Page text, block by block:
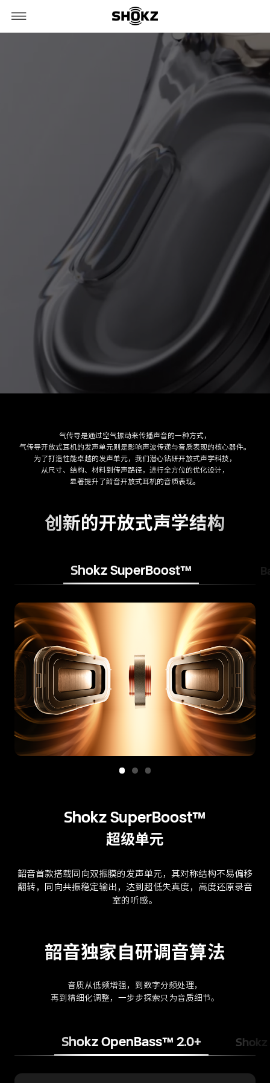
Open Sound
开放式声学
气传导是通过空气振动来传播声音的一种方式，
气传导开放式耳机的发声单元则是影响声波传递与音质表现的核心器件。
为了打造性能卓越的发声单元，我们潜心钻研开放式声学科技，
从尺寸、结构、材料到传声路径，进行全方位的优化设计，
显著提升了韶音开放式耳机的音质表现。
创新的开放式声学结构
Shokz SuperBoost™
Shokz SuperBoost™
超级单元
韶音首款搭载同向双振膜的发声单元，其对称结构不易偏移
翻转，同向共振稳定输出，达到超低失真度，高度还原录音
室的听感。
韶音独家自研调音算法
音质从低频增强，到数字分频处理，
再到精细化调整，一步步探索只为音质细节。
Shokz OpenBass™ 2.0+